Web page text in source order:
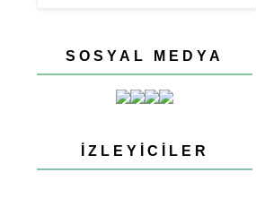
SOSYAL MEDYA
İZLEYICILER